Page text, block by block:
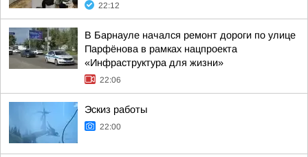
22:12
В Барнауле начался ремонт дороги по улице
Парфёнова в рамках нацпроекта
«Инфраструктура для жизни»
22:06
Эскиз работы
22:00